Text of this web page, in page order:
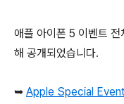
애플 아이폰 5 이벤트
해 공개되었습니다.
➥ Apple Special